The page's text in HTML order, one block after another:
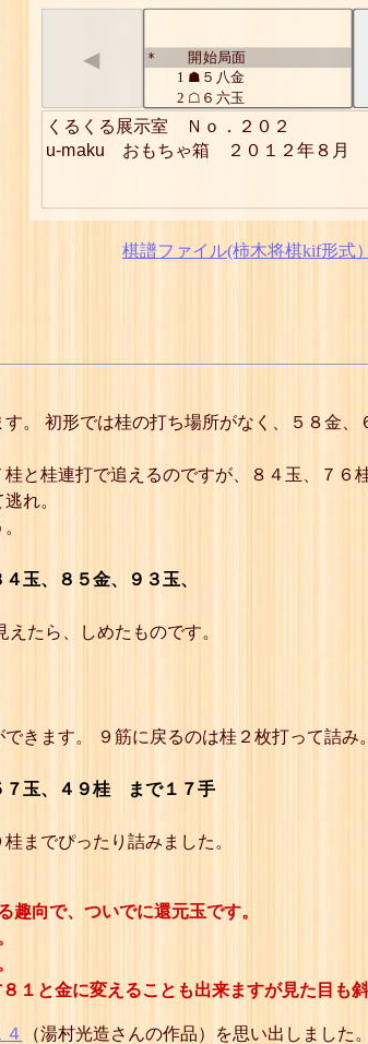
◀ * 開始局面
1 ☗５八金
2 ☖６六玉
☗６七金
☖７五玉
5☗７六金
8☖９三玉
☗８四金
10☖同 玉
15☗５八桂
詰
くるくる展示室　Ｎｏ．２０２
u-maku　おもちゃ箱　２０１２年８月
棋譜ファイル(柿木将棋kif形式）
。 初形では桂の打ち場所がなく、５８金
と桂連打で追えるのですが、８４玉、７６
れ。
玉、８５金、９３玉、
たら、しめたものです。
きます。 ９筋に戻るのは桂２枚打って詰み
７玉、４９桂 まで１７手
までぴったり詰みました。
向で、ついでに還元玉です。
１と金に変えることも出来ますが見た目も
（湯村光造さんの作品）を思い出しまし